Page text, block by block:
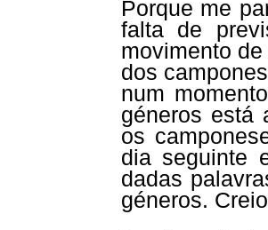
Porque me
falta de
movimento
dos
num
géneros está
os
dia seguinte
dadas
géneros.